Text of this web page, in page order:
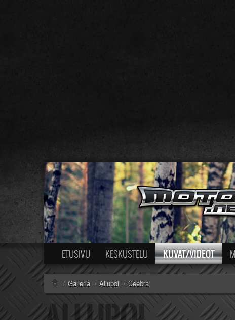
ETUSIVU KESKUSTELU KUVAT/VIDEOT
/ Galleria / Allupoi / Ceebra